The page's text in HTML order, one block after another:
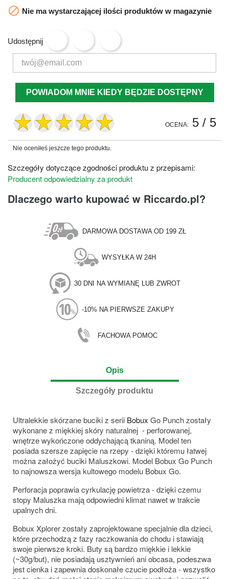
 Nie ma wystarczającej ilości produktów w magazynie
Udostępnij
POWIADOM MNIE KIEDY BĘDZIE DOSTĘPNY
OCENA: 5 / 5
Nie oceniłeś jeszcze tego produktu.
Szczegóły dotyczące zgodności produktu z przepisami:
Producent odpowiedzialny za produkt
Dlaczego warto kupować w Riccardo.pl?
DARMOWA DOSTAWA OD 199 ZŁ
WYSYŁKA W 24H
30 DNI NA WYMIANĘ LUB ZWROT
-10% NA PIERWSZE ZAKUPY
FACHOWA POMOC
Opis
Szczegóły produktu
Ultralekkie skórzane buciki z serii Bobux Go Punch zostały
wykonane z miękkiej skóry naturalnej - perforowanej,
wnętrze wykończone oddychającą tkaniną. Model ten
posiada szersze zapięcie na rzepy - dzięki któremu łatwej
można założyć buciki Maluszkowi. Model Bobux Go Punch
to najnowsza wersja kultowego modelu Bobux Go.
Perforacja poprawia cyrkulację powietrza - dzięki czemu
stopy Maluszka mają odpowiedni klimat nawet w trakcie
upalnych dni.
Bobux Xplorer zostały zaprojektowane specjalnie dla dzieci,
które przechodzą z fazy raczkowania do chodu i stawiają
swoje pierwsze kroki. Buty są bardzo miękkie i lekkie
(~30g/but), nie posiadają usztywnień ani obcasa, podeszwa
jest cienka i zapewnia doskonałe czucie podłoża - wszystko